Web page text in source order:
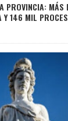
PROVINCIA: MÁS
Y 146 MIL